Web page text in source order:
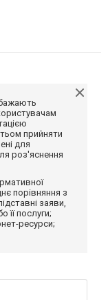
бажають
прийняти
для
роз'яснення
порівняння з
заяви,
її послуги;
ресурси;